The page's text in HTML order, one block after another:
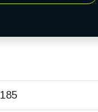
185